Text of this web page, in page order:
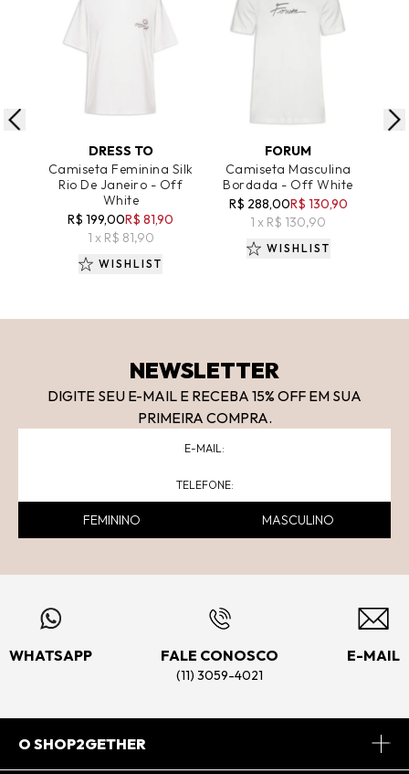
DRESS TO
Camiseta Feminina Silk
Rio De Janeiro - Off
White
R$ 199,00R$ 81,90
1 x R$ 81,90
WISHLIST
ADICIONAR AO CARRINHO
FORUM
Camiseta Masculina
Bordada - Off White
R$ 288,00R$ 130,90
1 x R$ 130,90
WISHLIST
NEWSLETTER
DIGITE SEU E-MAIL E RECEBA 15% OFF EM SUA
PRIMEIRA COMPRA.
FEMININO MASCULINO
WHATSAPP FALE CONOSCO
(11) 3059-4021
E-MAIL
O SHOP2GETHER